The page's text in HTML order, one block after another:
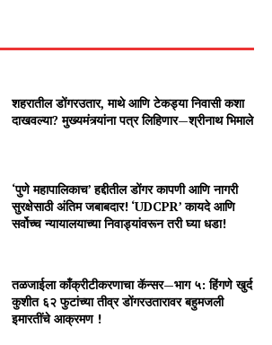
शहरातील डोंगरउतार, माथे आणि टेकड्या निवासी कशा
दाखवल्या? मुख्यमंत्र्यांना पत्र लिहिणार—श्रीनाथ भिमाले
‘पुणे महापालिकाच’ हद्दीतील डोंगर कापणी आणि नागरी
सुरक्षेसाठी अंतिम जबाबदार! ‘UDCPR’ कायदे आणि
सर्वोच्च न्यायालयाच्या निवाड्यांवरून तरी घ्या धडा!
तळजाईला काँक्रीटीकरणाचा कॅन्सर—भाग ५: हिंगणे खुर्द
कुशीत ६२ फुटांच्या तीव्र डोंगरउतारावर बहुमजली
इमारतींचे आक्रमण !